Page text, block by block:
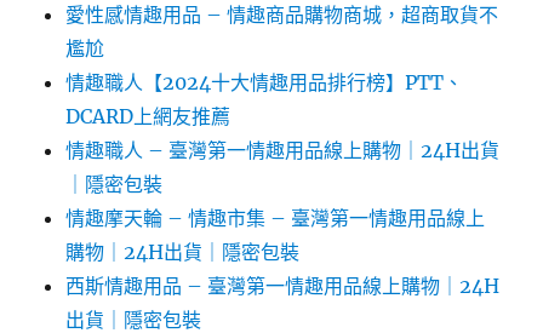
愛性感情趣用品 – 情趣商品購物商城，超商取貨不
尷尬
情趣職人【2024十大情趣用品排行榜】PTT、
DCARD上網友推薦
情趣職人 – 臺灣第一情趣用品線上購物｜24H出貨
｜隱密包裝
情趣摩天輪 – 情趣市集 – 臺灣第一情趣用品線上
購物｜24H出貨｜隱密包裝
西斯情趣用品 – 臺灣第一情趣用品線上購物｜24H
出貨｜隱密包裝